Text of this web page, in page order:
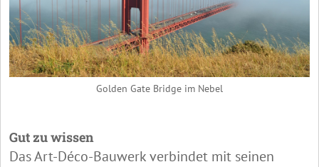
Golden Gate Bridge im Nebel
Gut zu wissen
Das Art-Déco-Bauwerk verbindet mit seinen